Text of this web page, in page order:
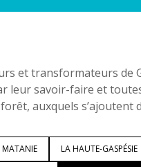
et transformateurs de
leur savoir-faire et
auxquels
MATANIE LA HAUTE-GASPÉSIE